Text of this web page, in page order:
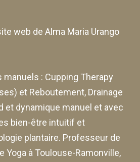
web deAlma Maria Urango
manuels : Cupping Therapy
et Reboutement, Drainage
et dynamique manuel et avec
bien-être intuitif et
plantaire. Professeur de
Yoga à Toulouse-Ramonville,